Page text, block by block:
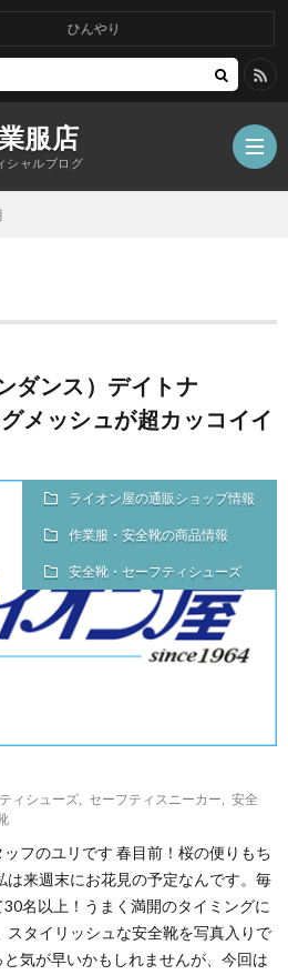
服店
シャルブログ
ひんやり
ダンス）デイトナ
メッシュが超カッコイイ
ライオン屋の通販ショップ情報
作業服・安全靴の商品情報
安全靴・セーフティシューズ
ィシューズ セーフティスニーカー
安全
フのユリです 春目前！桜の便りもち
は来週末にお花見の予定なんです。毎
名以上！うまく満開のタイミングに
スタイリッシュな安全靴を写真入りで
気が早いかもしれませんが、今回は